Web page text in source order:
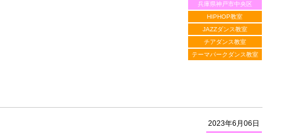
兵庫県神戸市中央区
HIPHOP教室
JAZZダンス教室
チアダンス教室
テーマパークダンス教室
2023年6月06日